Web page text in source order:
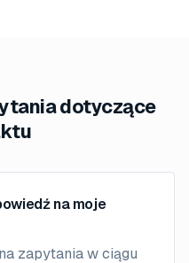
dotyczące
na moje
zapytania w ciągu